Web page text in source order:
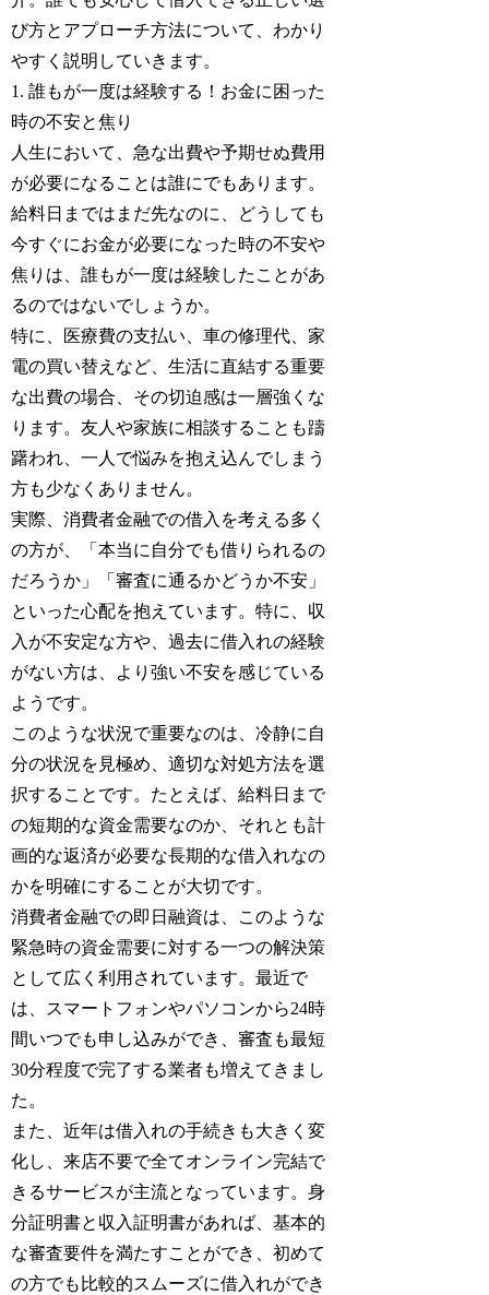
び方とアプローチ方法について、わかり
やすく説明していきます。
1. 誰もが一度は経験する！お金に困った
時の不安と焦り
人生において、急な出費や予期せぬ費用
が必要になることは誰にでもあります。
給料日まではまだ先なのに、どうしても
今すぐにお金が必要になった時の不安や
焦りは、誰もが一度は経験したことがあ
るのではないでしょうか。
特に、医療費の支払い、車の修理代、家
電の買い替えなど、生活に直結する重要
な出費の場合、その切迫感は一層強くな
ります。友人や家族に相談することも躊
躇われ、一人で悩みを抱え込んでしまう
方も少なくありません。
実際、消費者金融での借入を考える多く
の方が、「本当に自分でも借りられるの
だろうか」「審査に通るかどうか不安」
といった心配を抱えています。特に、収
入が不安定な方や、過去に借入れの経験
がない方は、より強い不安を感じている
ようです。
このような状況で重要なのは、冷静に自
分の状況を見極め、適切な対処方法を選
択することです。たとえば、給料日まで
の短期的な資金需要なのか、それとも計
画的な返済が必要な長期的な借入れなの
かを明確にすることが大切です。
消費者金融での即日融資は、このような
緊急時の資金需要に対する一つの解決策
として広く利用されています。最近で
は、スマートフォンやパソコンから24時
間いつでも申し込みができ、審査も最短
30分程度で完了する業者も増えてきまし
た。
また、近年は借入れの手続きも大きく変
化し、来店不要で全てオンライン完結で
きるサービスが主流となっています。身
分証明書と収入証明書があれば、基本的
な審査要件を満たすことができ、初めて
の方でも比較的スムーズに借入れができ